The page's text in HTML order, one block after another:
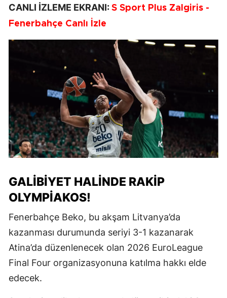
CANLI İZLEME EKRANI: S Sport Plus Zalgiris -
Fenerbahçe Canlı İzle
GALIBIYET HALINDE RAKIP
OLYMPIAKOS!
Fenerbahçe Beko, bu akşam Litvanya’da
kazanması durumunda seriyi 3-1 kazanarak
Atina’da düzenlenecek olan 2026 EuroLeague
Final Four organizasyonuna katılma hakkı elde
edecek.